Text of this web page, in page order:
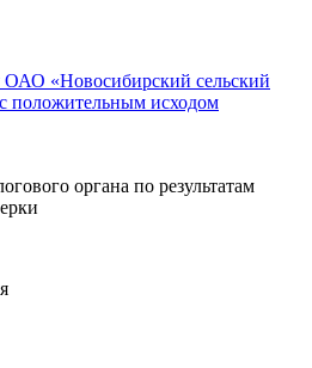
«Новосибирский сельский
положительным исходом
органа по результатам